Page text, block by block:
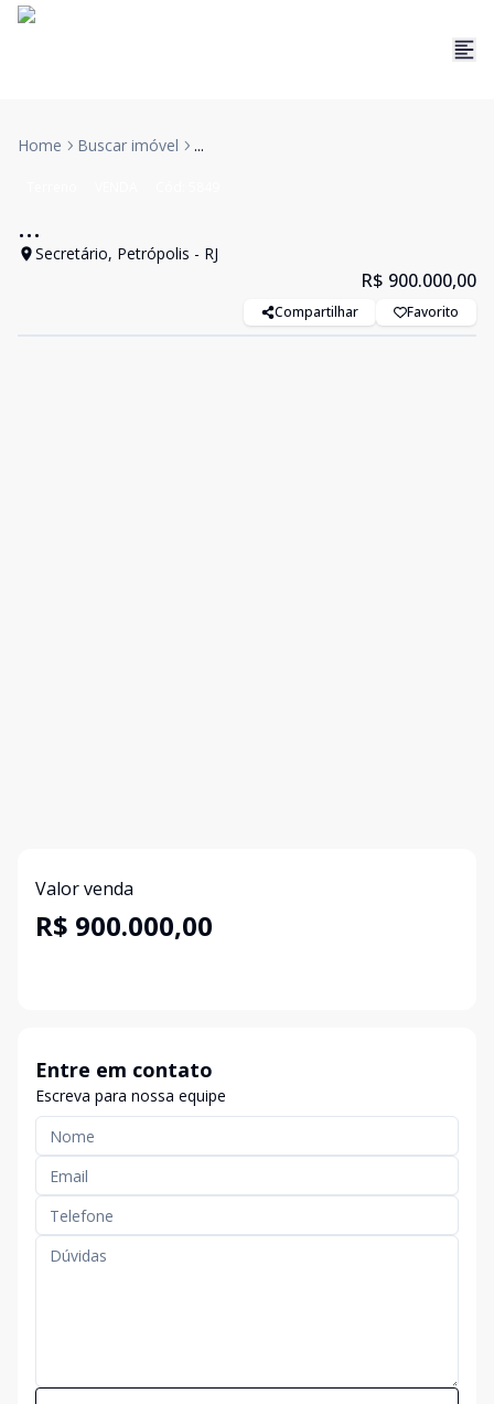
Home Buscar imóvel ...
...
Secretário, Petrópolis - RJ
R$ 900.000,00
Compartilhar Favorito
Valor venda
R$ 900.000,00
Entre em contato
Escreva para nossa equipe